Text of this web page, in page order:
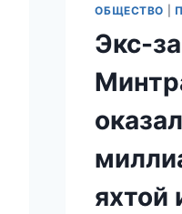
ОБЩЕСТВО
Экс-
яхтой